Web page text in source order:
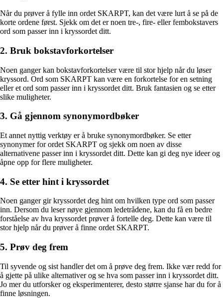
Når du prøver å fylle inn ordet SKARPT, kan det være lurt å se på de
korte ordene først. Sjekk om det er noen tre-, fire- eller fembokstavers
ord som passer inn i kryssordet ditt.
2. Bruk bokstavforkortelser
Noen ganger kan bokstavforkortelser være til stor hjelp når du løser
kryssord. Ord som SKARPT kan være en forkortelse for en setning
eller et ord som passer inn i kryssordet ditt. Bruk fantasien og se etter
slike muligheter.
3. Gå gjennom synonymordbøker
Et annet nyttig verktøy er å bruke synonymordbøker. Se etter
synonymer for ordet SKARPT og sjekk om noen av disse
alternativene passer inn i kryssordet ditt. Dette kan gi deg nye ideer og
åpne opp for flere muligheter.
4. Se etter hint i kryssordet
Noen ganger gir kryssordet deg hint om hvilken type ord som passer
inn. Dersom du leser nøye gjennom ledetrådene, kan du få en bedre
forståelse av hva kryssordet prøver å fortelle deg. Dette kan være til
stor hjelp når du prøver å finne ordet SKARPT.
5. Prøv deg frem
Til syvende og sist handler det om å prøve deg frem. Ikke vær redd for
å gjette på ulike alternativer og se hva som passer inn i kryssordet ditt.
Jo mer du utforsker og eksperimenterer, desto større sjanse har du for å
finne løsningen.